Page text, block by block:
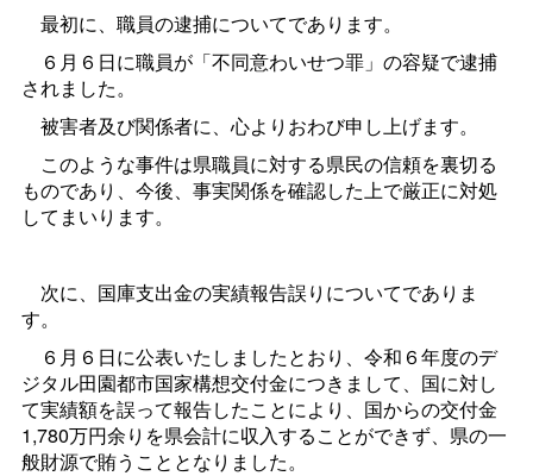
最初に、職員の逮捕についてであります。
６月６日に職員が「不同意わいせつ罪」の容疑で逮捕
されました。
被害者及び関係者に、心よりおわび申し上げます。
このような事件は県職員に対する県民の信頼を裏切る
ものであり、今後、事実関係を確認した上で厳正に対処
してまいります。
次に、国庫支出金の実績報告誤りについてでありま
す。
６月６日に公表いたしましたとおり、令和６年度のデ
ジタル田園都市国家構想交付金につきまして、国に対し
て実績額を誤って報告したことにより、国からの交付金
1,780万円余りを県会計に収入することができず、県の一
般財源で賄うこととなりました。